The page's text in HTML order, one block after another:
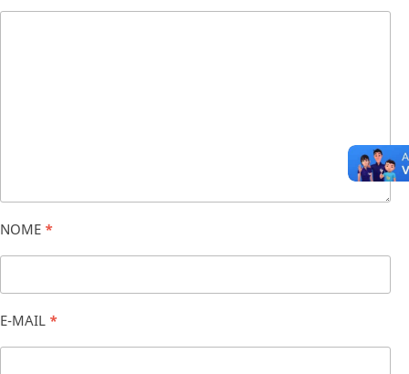
NOME *
E-MAIL *